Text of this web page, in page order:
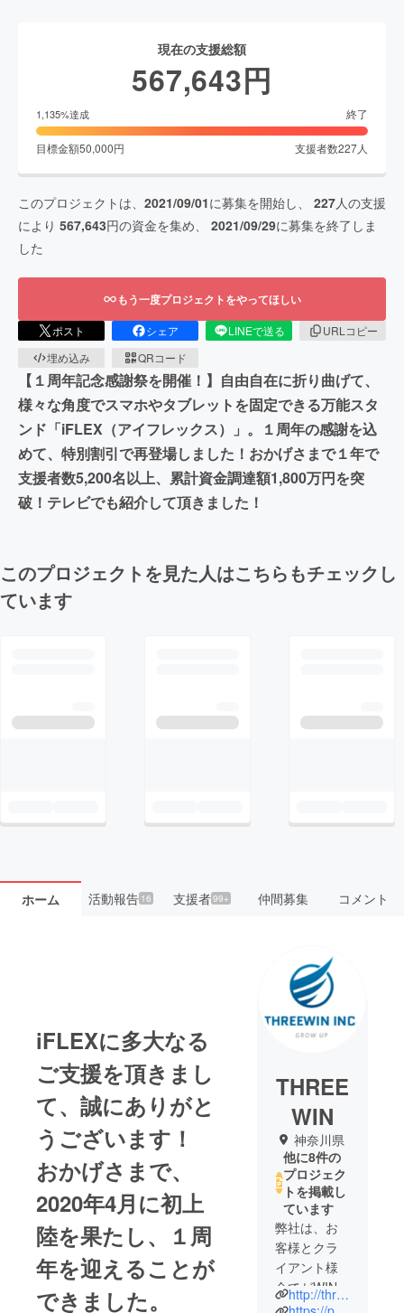
現在の支援総額
567,643円
1,135%達成 終了
目標金額50,000円 支援者数227人
このプロジェクトは、 2021/09/01に募集を開始し、 227人の支援
により 567,643円の資金を集め、 2021/09/29に募集を終了しま
した
もう一度プロジェクトをやってほしい
ポスト シェア LINEで送る
URLコピー
埋め込み
QRコード
【１周年記念感謝祭を開催！】自由自在に折り曲げて、
様々な角度でスマホやタブレットを固定できる万能スタ
ンド「iFLEX（アイフレックス）」。１周年の感謝を込
めて、特別割引で再登場しました！おかげさまで１年で
支援者数5,200名以上、累計資金調達額1,800万円を突
破！テレビでも紹介して頂きました！
このプロジェクトを見た人はこちらもチェックし
ています
ホーム 活動報告16 支援者99+ 仲間募集 コメント
iFLEXに多大なる
ご支援を頂きまし
て、誠にありがと
うございます！
おかげさまで、
2020年4月に初上
陸を果たし、１周
年を迎えることが
できました。
THREE
WIN
神奈川県
他に8件の
プロジェク
トを掲載し
ています
弊社は、お
客様とクラ
イアント様
全てがWIN-
WIN-WINに
http://three-win.net/